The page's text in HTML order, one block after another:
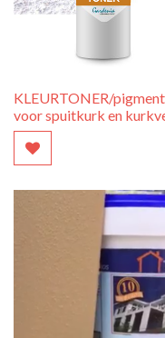
KLEURTONER/pigment
voor spuitkurk en